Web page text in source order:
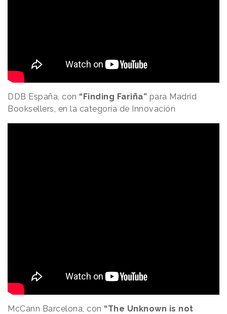
DDB España, con “Finding Fariña” para Madrid
Booksellers, en la categoría de Innovación
McCann Barcelona, con “The Unknown is not